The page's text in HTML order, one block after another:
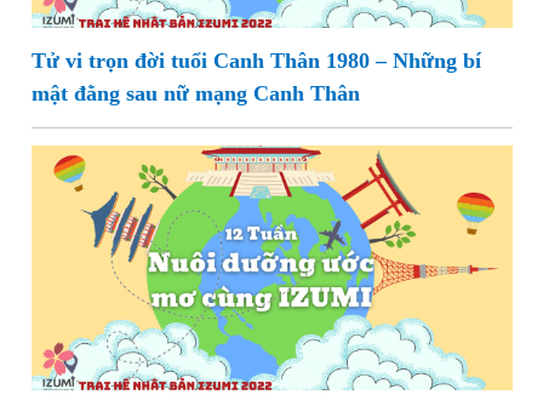
Tử vi trọn đời tuổi Canh Thân 1980 – Những bí
mật đằng sau nữ mạng Canh Thân